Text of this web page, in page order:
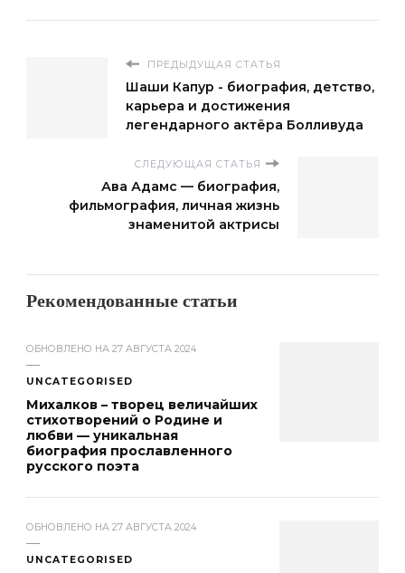
ПРЕДЫДУЩАЯ СТАТЬЯ
Шаши Капур - биография, детство,
карьера и достижения
легендарного актёра Болливуда
СЛЕДУЮЩАЯ СТАТЬЯ
Ава Адамс — биография,
фильмография, личная жизнь
знаменитой актрисы
Рекомендованные статьи
ОБНОВЛЕНО НА 27 АВГУСТА 2024
UNCATEGORISED
Михалков – творец величайших
стихотворений о Родине и
любви — уникальная
биография прославленного
русского поэта
ОБНОВЛЕНО НА 27 АВГУСТА 2024
UNCATEGORISED